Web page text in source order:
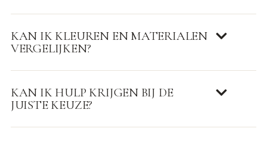
KAN IK KLEUREN EN MATERIALEN
VERGELIJKEN?
KAN IK HULP KRIJGEN BIJ DE
JUISTE KEUZE?